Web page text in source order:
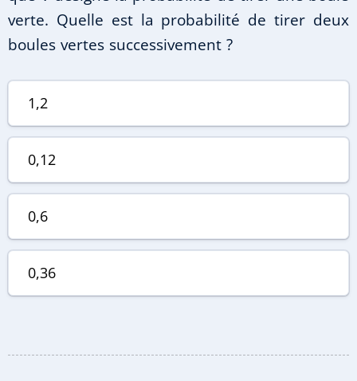
verte. Quelle est la probabilité de tirer deux
boules vertes successivement ?
1,2
0,12
0,6
0,36